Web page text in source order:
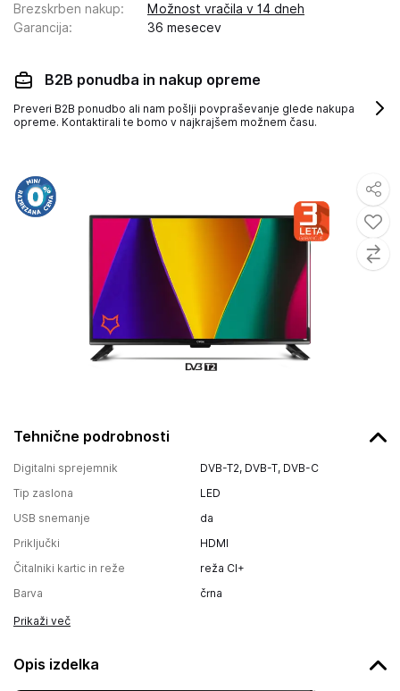
Tehnične podrobnosti
Digitalni sprejemnik
DVB-T2, DVB-T, DVB-C
Tip zaslona
LED
USB snemanje
da
Priključki
HDMI
Čitalniki kartic in reže
reža CI+
Barva
črna
Prikaži več
Opis izdelka
Brezskrben nakup:
Možnost vračila v 14 dneh
Garancija: 36 mesecev
B2B ponudba in nakup opreme
Preveri B2B ponudbo ali nam pošlji povpraševanje glede nakupa
opreme. Kontaktirali te bomo v najkrajšem možnem času.